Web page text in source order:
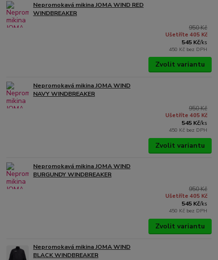
Nepromokavá mikina JOMA WIND RED
WINDBREAKER
950 Kč
Ušetříte 405 Kč
545 Kč/ks
450 Kč bez DPH
Zvolit variantu
Nepromokavá mikina JOMA WIND
NAVY WINDBREAKER
950 Kč
Ušetříte 405 Kč
545 Kč/ks
450 Kč bez DPH
Zvolit variantu
Nepromokavá mikina JOMA WIND
BURGUNDY WINDBREAKER
950 Kč
Ušetříte 405 Kč
545 Kč/ks
450 Kč bez DPH
Zvolit variantu
Nepromokavá mikina JOMA WIND
BLACK WINDBREAKER